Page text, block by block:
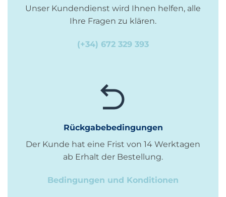
Unser Kundendienst wird Ihnen helfen, alle
Ihre Fragen zu klären.
(+34) 672 329 393
Rückgabebedingungen
Der Kunde hat eine Frist von 14 Werktagen
ab Erhalt der Bestellung.
Bedingungen und Konditionen